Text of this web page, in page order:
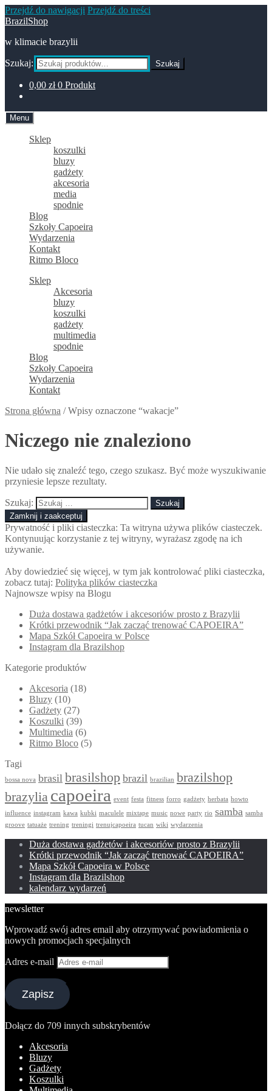
Przejdź do nawigacji Przejdź do treści
BrazilShop
w klimacie brazylii
Szukaj: Szukaj
0,00 zł 0 Produkt
Menu
Sklep
koszulki
bluzy
gadżety
akcesoria
media
spodnie
Blog
Szkoły Capoeira
Wydarzenia
Kontakt
Ritmo Bloco
Sklep
Akcesoria
bluzy
koszulki
gadżety
multimedia
spodnie
Blog
Szkoły Capoeira
Wydarzenia
Kontakt
Strona główna /Wpisy oznaczone “wakacje”
Niczego nie znaleziono
Nie udało się znaleźć tego, czego szukasz. Być może wyszukiwanie
przyniesie lepsze rezultaty.
Szukaj:
Prywatność i pliki ciasteczka: Ta witryna używa plików ciasteczek.
Kontynuując korzystanie z tej witryny, wyrażasz zgodę na ich
używanie.
Aby dowiedzieć się więcej, w tym jak kontrolować pliki ciasteczka,
zobacz tutaj: Polityka plików ciasteczka
Najnowsze wpisy na Blogu
Duża dostawa gadżetów i akcesoriów prosto z Brazylii
Krótki przewodnik “Jak zacząć trenować CAPOEIRA”
Mapa Szkół Capoeira w Polsce
Instagram dla Brazilshop
Kategorie produktów
Akcesoria (18)
Bluzy (10)
Gadżety (27)
Koszulki (39)
Multimedia (6)
Ritmo Bloco (5)
Tagi
bossa nova brasil brasilshop brazil brazilian brazilshop
brazylia capoeira event festa fitness forro gadżety herbata howto
influence instagram kawa kubki maculele mixtape music nowe party rio samba samba
groove tatuaże trening treningi trenujcapoeira tucan wiki wydarzenia
Duża dostawa gadżetów i akcesoriów prosto z Brazylii
Krótki przewodnik “Jak zacząć trenować CAPOEIRA”
Mapa Szkół Capoeira w Polsce
Instagram dla Brazilshop
kalendarz wydarzeń
newsletter
Wprowadź swój adres email aby otrzymywać powiadomienia o
nowych promocjach specjalnych
Adres e-mail
Zapisz
Dołącz do 709 innych subskrybentów
Akcesoria
Bluzy
Gadżety
Koszulki